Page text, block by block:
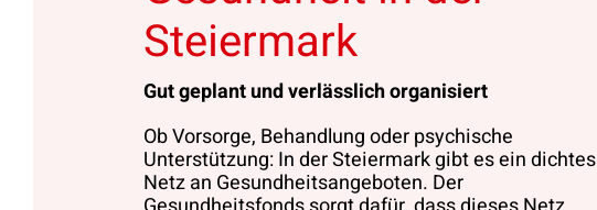
Steiermark
Gut geplant und verlässlich organisiert
Ob Vorsorge, Behandlung oder psychische
Unterstützung: In der Steiermark gibt es ein dichtes
Netz an Gesundheitsangeboten. Der